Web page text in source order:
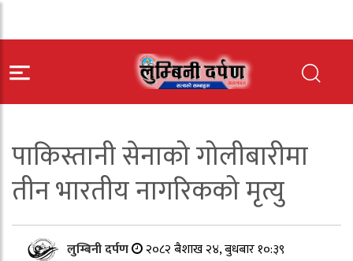
पाकिस्तानी सेनाको गोलीबारीमा
तीन भारतीय नागरिकको मृत्यु
लुम्बिनी दर्पण २०८२ बैशाख २४, बुधबार १०:३९